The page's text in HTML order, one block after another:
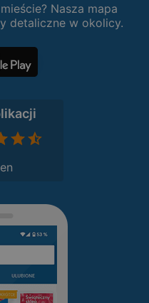
Nasza mapa
detaliczne w okolicy.